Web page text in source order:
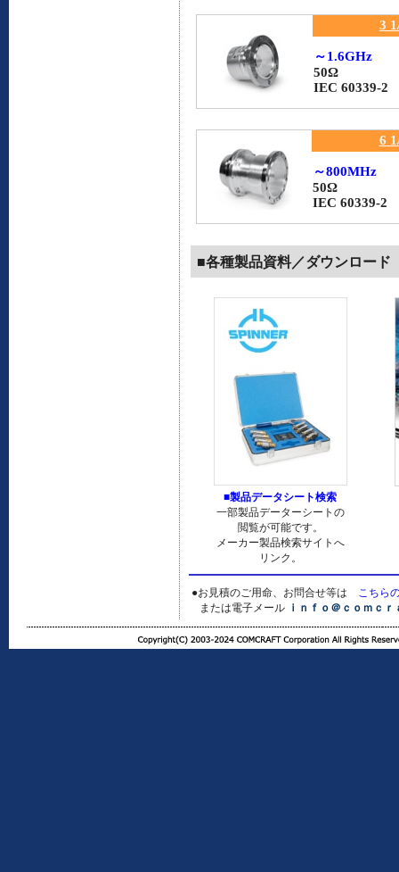
3
～1.6GHz
50Ω
IEC 60339-2
6
～800MHz
50Ω
IEC 60339-2
■各種製品資料／ダウンロード
■製品データシート検索
一部製品データーシートの
閲覧が可能です。
メーカー製品検索サイトへ
リンク。
●お見積のご用命、お問合せ等は こちら
または電子メール ｉｎｆｏ＠ｃｏｍｃ